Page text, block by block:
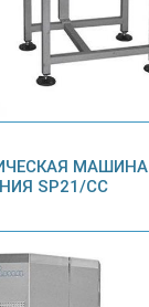
МАШИНА
SP21/CC